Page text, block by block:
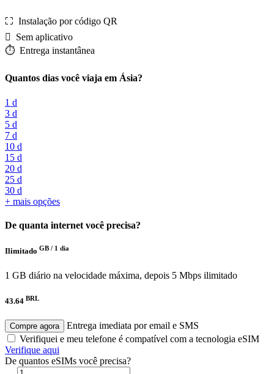
⛶️️ Instalação por código QR
️ Sem aplicativo
⏱️️ Entrega instantânea
Quantos dias você viaja em Ásia?
1 d
3 d
5 d
7 d
10 d
15 d
20 d
25 d
30 d
+ mais opções
De quanta internet você precisa?
Ilimitado GB / 1 dia
1 GB diário na velocidade máxima, depois 5 Mbps ilimitado
43.64 BRL
Compre agora
Entrega imediata por email e SMS
Verifiquei e meu telefone é compatível com a tecnologia eSIM
Verifique aqui
De quantos eSIMs você precisa?